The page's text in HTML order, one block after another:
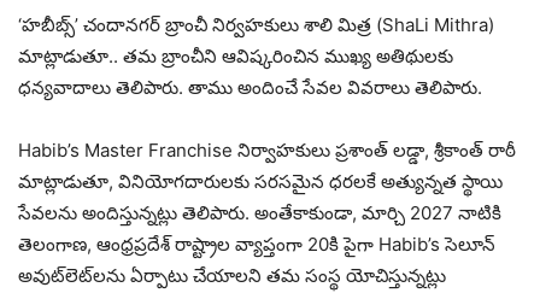
‘హబీబ్స్’ చందానగర్‌ బ్రాంచీ నిర్వ‌హ‌కులు శాలి మిత్ర (ShaLi Mithra)
మాట్లాడుతూ.. త‌మ బ్రాంచీని ఆవిష్క‌రించిన‌ ముఖ్య అతిథుల‌కు
ధ‌న్య‌వాదాలు తెలిపారు. తాము అందించే సేవ‌ల వివ‌రాలు తెలిపారు.
Habib’s Master Franchise నిర్వాహకులు ప్రశాంత్ లడ్డా, శ్రీకాంత్ రాఠీ
మాట్లాడుతూ, వినియోగదారులకు స‌ర‌స‌మైన ధరలకే అత్యున్నత స్థాయి
సేవలను అందిస్తున్నట్లు తెలిపారు. అంతేకాకుండా, మార్చి 2027 నాటికి
తెలంగాణ, ఆంధ్రప్రదేశ్ రాష్ట్రాల వ్యాప్తంగా 20కి పైగా Habib’s సెలూన్
అవుట్‌లెట్‌లను ఏర్పాటు చేయాలని తమ సంస్థ యోచిస్తున్నట్లు